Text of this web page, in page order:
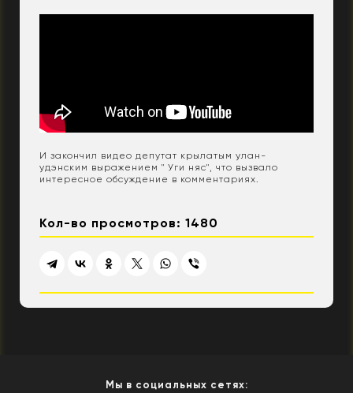
И закончил видео депутат крылатым улан-
удэнским выражением " Уги няс", что вызвало
интересное обсуждение в комментариях.
Кол-во просмотров: 1480
Мы в социальных сетях: